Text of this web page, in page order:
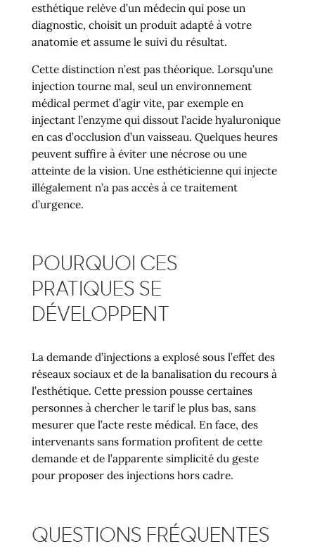
esthétique relève d’un médecin qui pose un
diagnostic, choisit un produit adapté à votre
anatomie et assume le suivi du résultat.
Cette distinction n’est pas théorique. Lorsqu’une
injection tourne mal, seul un environnement
médical permet d’agir vite, par exemple en
injectant l’enzyme qui dissout l’acide hyaluronique
en cas d’occlusion d’un vaisseau. Quelques heures
peuvent suffire à éviter une nécrose ou une
atteinte de la vision. Une esthéticienne qui injecte
illégalement n’a pas accès à ce traitement
d’urgence.
POURQUOI CES
PRATIQUES SE
DÉVELOPPENT
La demande d’injections a explosé sous l’effet des
réseaux sociaux et de la banalisation du recours à
l’esthétique. Cette pression pousse certaines
personnes à chercher le tarif le plus bas, sans
mesurer que l’acte reste médical. En face, des
intervenants sans formation profitent de cette
demande et de l’apparente simplicité du geste
pour proposer des injections hors cadre.
QUESTIONS FRÉQUENTES